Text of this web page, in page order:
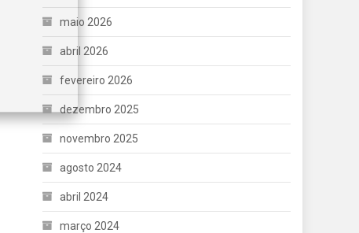
maio 2026
abril 2026
fevereiro 2026
dezembro 2025
novembro 2025
agosto 2024
abril 2024
março 2024